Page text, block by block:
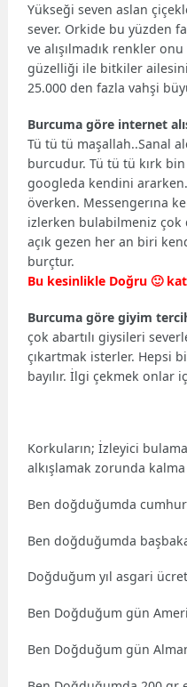
Yükseği seven aslan
sever. Orkide bu yüzden
ve alışılmadık renkler
güzelliği ile bitkiler
25.000 den fazla vahşi
Burcuma göre internet
Tü tü tü maşallah..Sanal
burcudur. Tü tü tü kırk
googleda kendini
överken. Messengerına
izlerken bulabilmeniz çok
açık gezen her an biri
burçtur.
Bu kesinlikle Doğru 🙂
Burcuma göre giyim
çok abartılı giysileri
çıkartmak isterler. Hepsi
bayılır. İlgi çekmek onlar
Korkuların; İzleyici
alkışlamak zorunda
Ben doğduğumda
Ben doğduğumda
Doğduğum yıl asgari
Ben Doğduğum gün
Ben Doğduğum gün